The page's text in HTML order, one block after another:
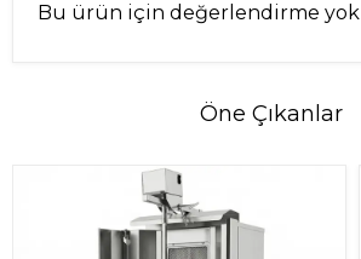
Bu ürün için değerlendirme yok
Öne Çıkanlar